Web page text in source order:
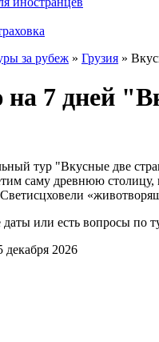
за рубеж » Грузия »
7 дней
тур "Вкусные две
саму древнюю столицу,
или есть вопросы по
декабря 2026